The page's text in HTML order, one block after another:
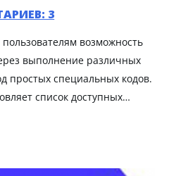
3
возможность
выполнение различных
простых специальных кодов.
список доступных…